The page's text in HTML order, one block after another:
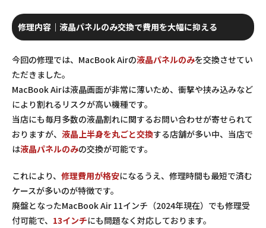
修理内容｜液晶パネルのみ交換で費用を大幅に抑える
今回の修理では、MacBook Airの液晶パネルのみを交換させてい
ただきました。
MacBook Airは液晶画面が非常に薄いため、衝撃や挟み込みなど
により割れるリスクが高い機種です。
当店にも毎月多数の液晶割れに関するお問い合わせが寄せられて
おりますが、 液晶上半身を丸ごと交換する店舗が多い中、当店で
は液晶パネルのみの交換が可能です。
これにより、 修理費用が格安になるうえ、修理時間も最短で済む
ケースが多いのが特徴です。
廃盤となったMacBook Air 11インチ（2024年現在）でも修理受
付可能で、 13インチにも問題なく対応しております。